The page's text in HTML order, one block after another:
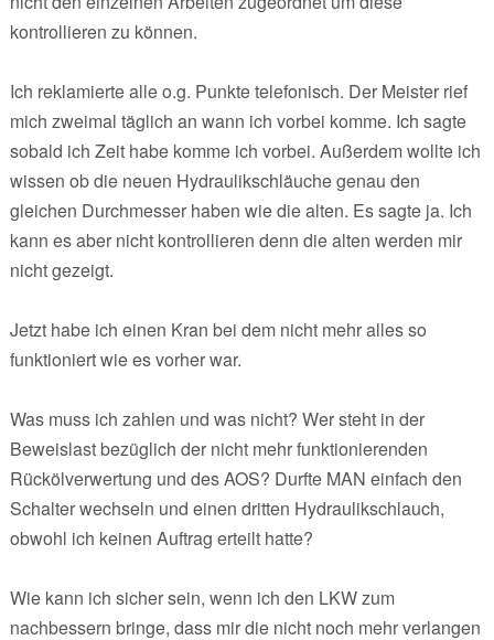
kontrollieren zu können.
Ich reklamierte alle o.g. Punkte telefonisch. Der Meister rief
mich zweimal täglich an wann ich vorbei komme. Ich sagte
sobald ich Zeit habe komme ich vorbei. Außerdem wollte ich
wissen ob die neuen Hydraulikschläuche genau den
gleichen Durchmesser haben wie die alten. Es sagte ja. Ich
kann es aber nicht kontrollieren denn die alten werden mir
nicht gezeigt.
Jetzt habe ich einen Kran bei dem nicht mehr alles so
funktioniert wie es vorher war.
Was muss ich zahlen und was nicht? Wer steht in der
Beweislast bezüglich der nicht mehr funktionierenden
Rückölverwertung und des AOS? Durfte MAN einfach den
Schalter wechseln und einen dritten Hydraulikschlauch,
obwohl ich keinen Auftrag erteilt hatte?
Wie kann ich sicher sein, wenn ich den LKW zum
nachbessern bringe, dass mir die nicht noch mehr verlangen